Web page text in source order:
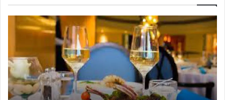
ت
ر
ي
ف
ا
ل